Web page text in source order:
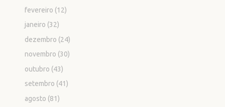
fevereiro (12)
janeiro (32)
dezembro (24)
novembro (30)
outubro (43)
setembro (41)
agosto (81)